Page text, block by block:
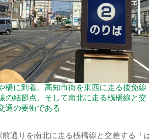
橋に到着。高知市街を東西に走る後免線
の結節点、そして南北に走る桟橋線と交
通の要衝である
通りを南北に走る桟橋線と交差する「